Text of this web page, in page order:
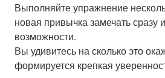
Выполняйте упражнение
новая привычка замечать
возможности.
Вы удивитесь на сколько это
формируется крепкая